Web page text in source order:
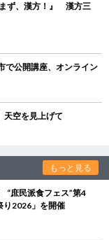
ず、漢方！』 漢方三
公開講座、オンライン
天空を見上げて
もっと見る
“庶民派食フェス”第4
り2026」を開催